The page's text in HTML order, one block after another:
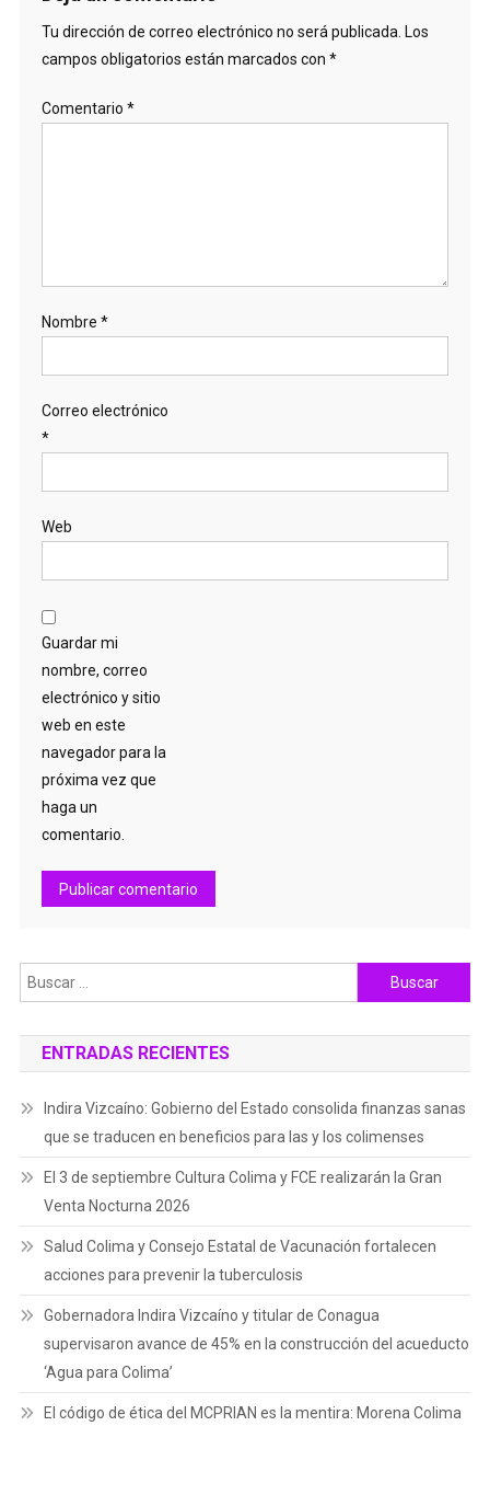
Tu dirección de correo electrónico no será publicada. Los
campos obligatorios están marcados con *
Comentario *
Nombre *
Correo electrónico
*
Web
Guardar mi
nombre, correo
electrónico y sitio
web en este
navegador para la
próxima vez que
haga un
comentario.
Buscar:
ENTRADAS RECIENTES
Indira Vizcaíno: Gobierno del Estado consolida finanzas sanas
que se traducen en beneficios para las y los colimenses
El 3 de septiembre Cultura Colima y FCE realizarán la Gran
Venta Nocturna 2026
Salud Colima y Consejo Estatal de Vacunación fortalecen
acciones para prevenir la tuberculosis
Gobernadora Indira Vizcaíno y titular de Conagua
supervisaron avance de 45% en la construcción del acueducto
‘Agua para Colima’
El código de ética del MCPRIAN es la mentira: Morena Colima